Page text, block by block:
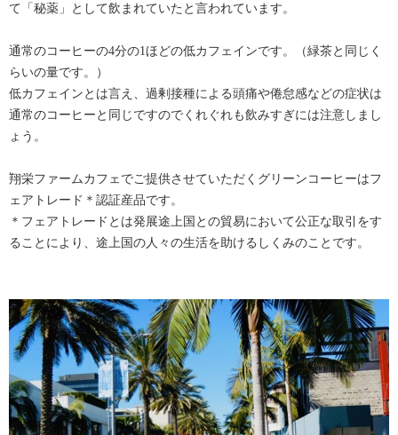
て「秘薬」として飲まれていたと言われています。
通常のコーヒーの4分の1ほどの低カフェインです。（緑茶と同じく
らいの量です。）
低カフェインとは言え、過剰接種による頭痛や倦怠感などの症状は
通常のコーヒーと同じですのでくれぐれも飲みすぎには注意しまし
ょう。
翔栄ファームカフェでご提供させていただくグリーンコーヒーはフ
ェアトレード＊認証産品です。
＊フェアトレードとは発展途上国との貿易において公正な取引をす
ることにより、途上国の人々の生活を助けるしくみのことです。